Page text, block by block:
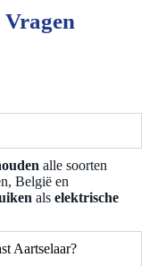
Vragen
alle soorten
België en
als elektrische
Aartselaar?